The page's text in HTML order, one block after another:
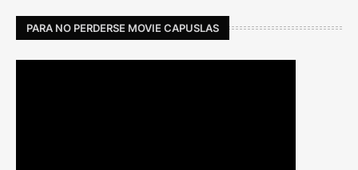
PARA NO PERDERSE MOVIE CAPUSLAS